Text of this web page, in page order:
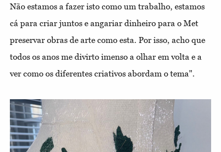
Não estamos a fazer isto como um trabalho, estamos
cá para criar juntos e angariar dinheiro para o Met
preservar obras de arte como esta. Por isso, acho que
todos os anos me divirto imenso a olhar em volta e a
ver como os diferentes criativos abordam o tema".